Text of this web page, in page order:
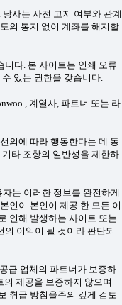
사는 사전 고지 여부와 관계
의 통지 없이 계좌를 해지할
다. 본 사이트는 인쇄 오류
있는 권한을 갖습니다.
계열사, 파트너 또는 라
의에 따라 행동한다는 데 동
타 조항의 일반성을 제한하
는 이러한 정보를 완전하게
인이 본인이 제공 한 모든 이
인해 발생하는 사이트 또는
이익이 될 것이라 판단되
급 업체의 파트너가 보증하
제공을 보증하지 않으며
취급 방침을주의 깊게 검토